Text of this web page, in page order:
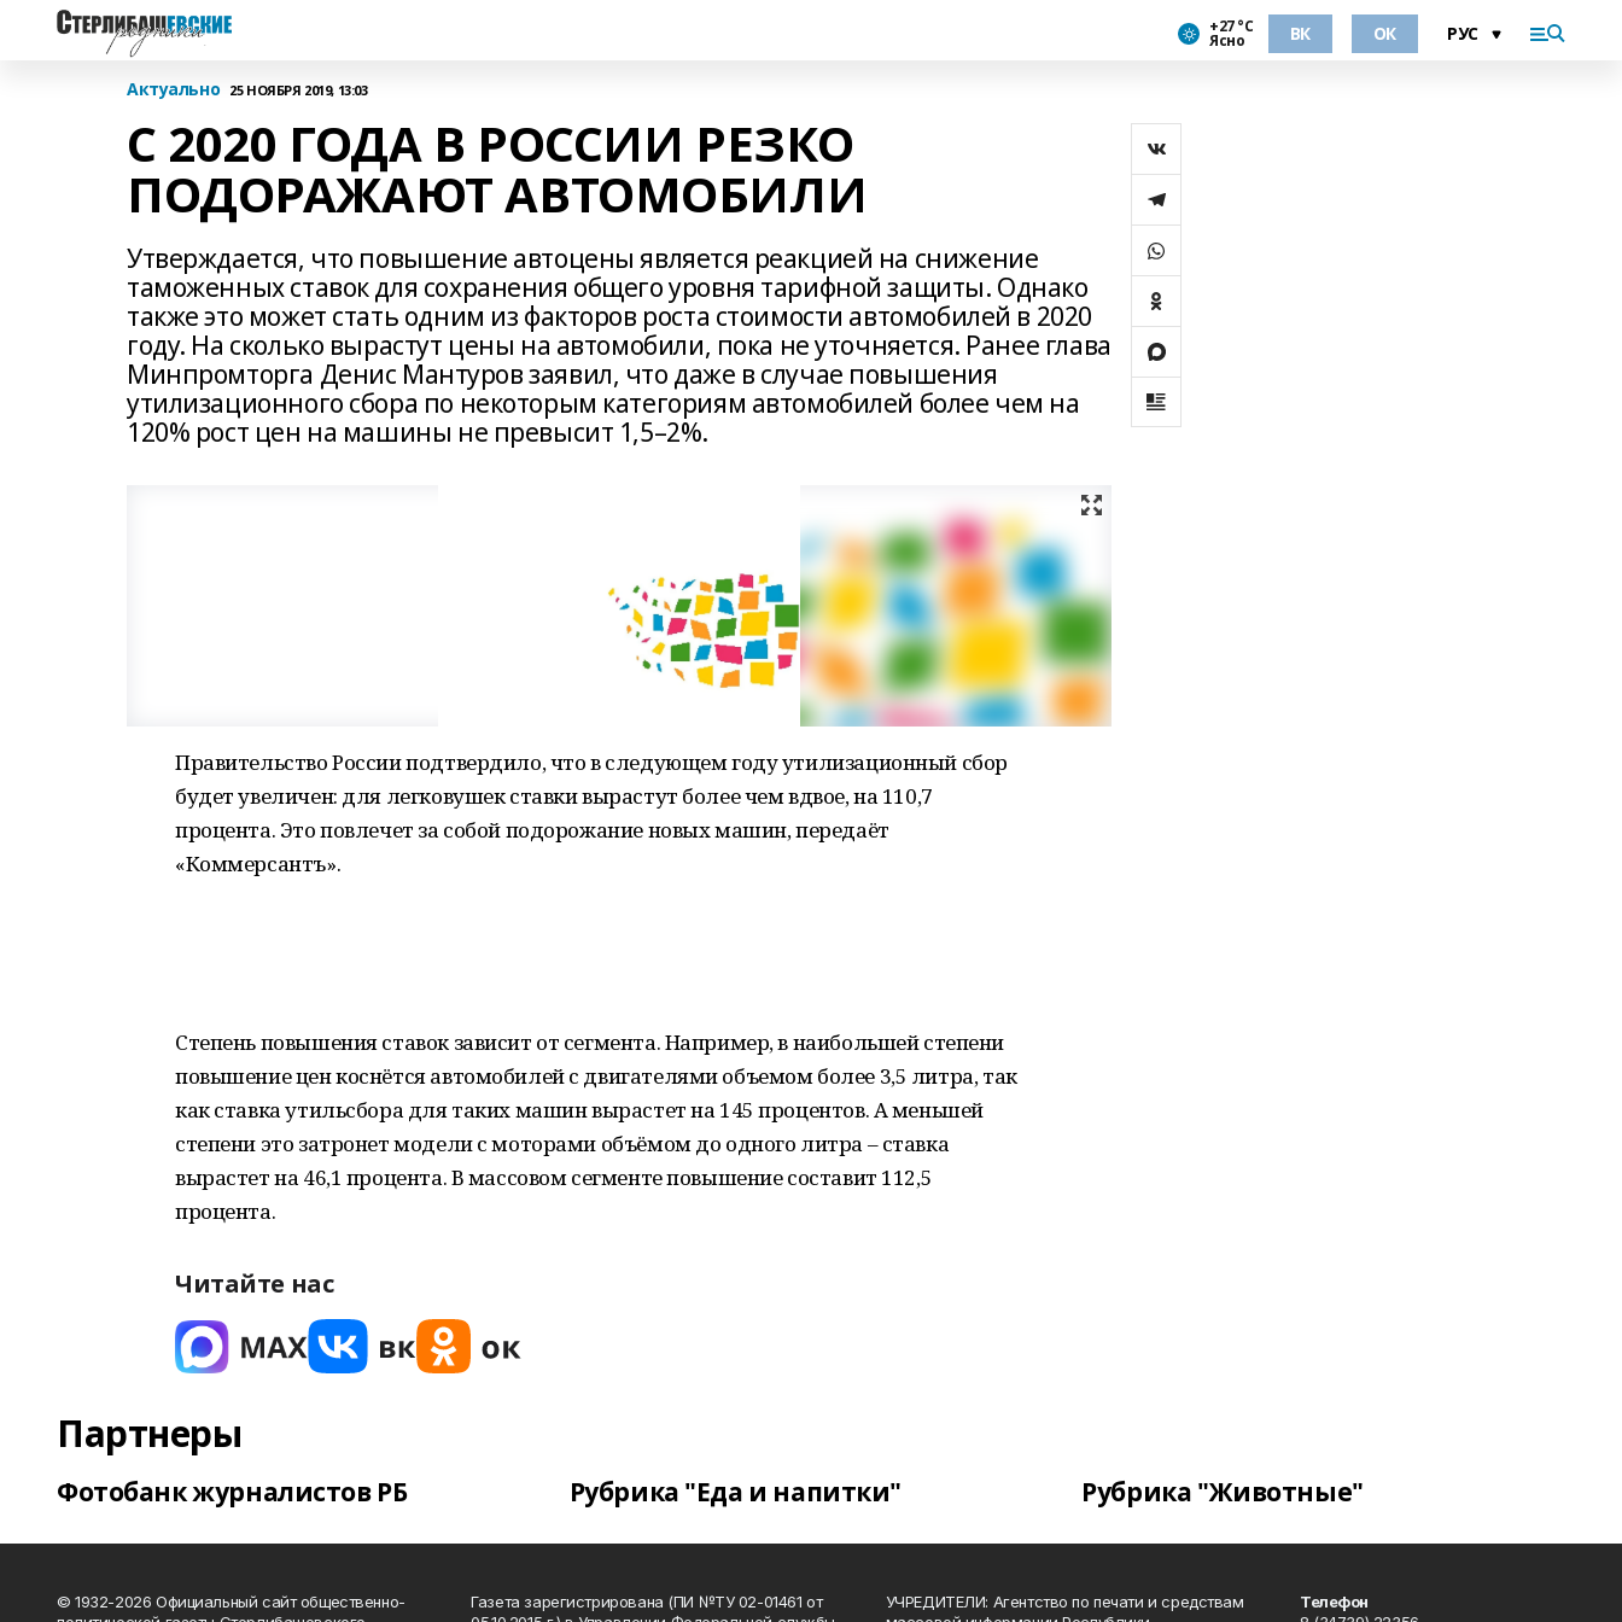
+27 °С
Ясно ВК ОК
Актуально 25 НОЯБРЯ 2019, 13:03
С 2020 ГОДА В РОССИИ РЕЗКО
ПОДОРАЖАЮТ АВТОМОБИЛИ
Утверждается, что повышение автоцены является реакцией на снижение
таможенных ставок для сохранения общего уровня тарифной защиты. Однако
также это может стать одним из факторов роста стоимости автомобилей в 2020
году. На сколько вырастут цены на автомобили, пока не уточняется. Ранее глава
Минпромторга Денис Мантуров заявил, что даже в случае повышения
утилизационного сбора по некоторым категориям автомобилей более чем на
120% рост цен на машины не превысит 1,5–2%.
Правительство России подтвердило, что в следующем году утилизационный сбор
будет увеличен: для легковушек ставки вырастут более чем вдвое, на 110,7
процента. Это повлечет за собой подорожание новых машин, передаёт
«Коммерсантъ».
Степень повышения ставок зависит от сегмента. Например, в наибольшей степени
повышение цен коснётся автомобилей с двигателями объемом более 3,5 литра, так
как ставка утильсбора для таких машин вырастет на 145 процентов. А меньшей
степени это затронет модели с моторами объёмом до одного литра – ставка
вырастет на 46,1 процента. В массовом сегменте повышение составит 112,5
процента.
Читайте нас
Партнеры
Фотобанк журналистов РБ Рубрика "Еда и напитки" Рубрика "Животные"
© 1932-2026 Официальный сайт общественно-
Газета зарегистрирована (ПИ №ТУ 02-01461 от
УЧРЕДИТЕЛИ: Агентство по печати и средствам
Телефон